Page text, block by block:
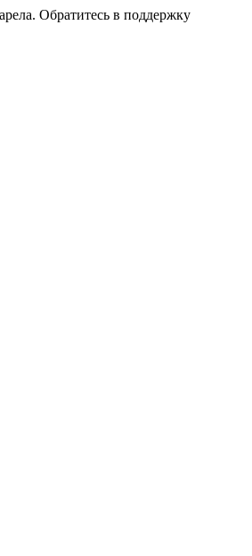
Обратитесь в поддержку